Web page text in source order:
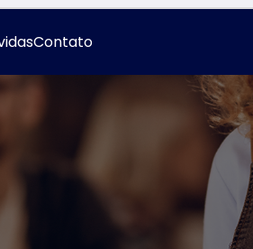
Contato